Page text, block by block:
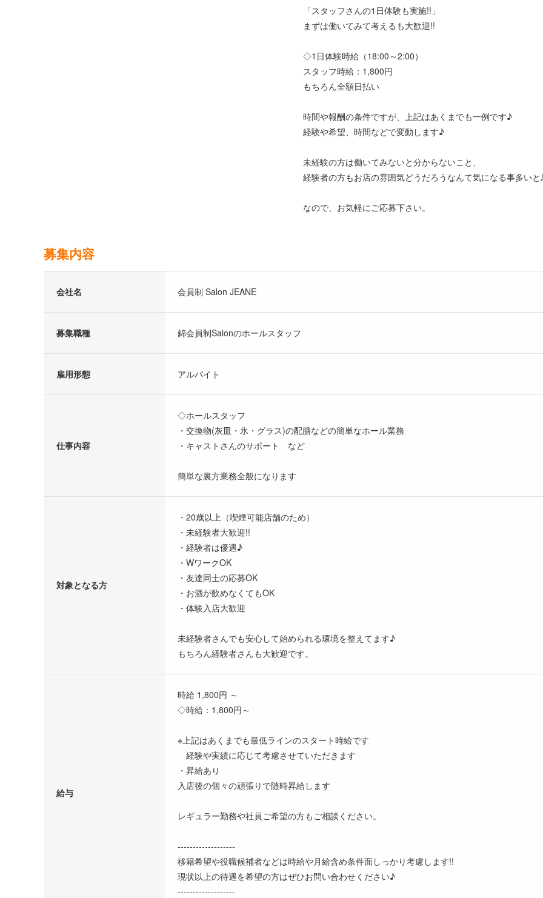
「スタッフさんの1日体験も実施!!」
まずは働いてみて考えるも大歓迎!!
◇1日体験時給（18:00～2:00）
スタッフ時給：1,800円
もちろん全額日払い
時間や報酬の条件ですが、上記はあくまでも一例です♪
経験や希望、時間などで変動します♪
未経験の方は働いてみないと分からないこと、
経験者の方もお店の雰囲気どうだろうなんて気になる事多いと
なので、お気軽にご応募下さい。
募集内容
会社名 会員制 Salon JEANE
募集職種 錦会員制Salonのホールスタッフ
雇用形態 アルバイト
仕事内容
◇ホールスタッフ
・交換物(灰皿・氷・グラス)の配膳などの簡単なホール業務
・キャストさんのサポート など
簡単な裏方業務全般になります
対象となる方
・20歳以上（喫煙可能店舗のため）
・未経験者大歓迎!!
・経験者は優遇♪
・WワークOK
・友達同士の応募OK
・お酒が飲めなくてもOK
・体験入店大歓迎
未経験者さんでも安心して始められる環境を整えてます♪
もちろん経験者さんも大歓迎です。
給与
時給 1,800円 ～
◇時給：1,800円～
※上記はあくまでも最低ラインのスタート時給です
経験や実績に応じて考慮させていただきます
・昇給あり
入店後の個々の頑張りで随時昇給します
レギュラー勤務や社員ご希望の方もご相談ください。
-------------------
移籍希望や役職候補者などは時給や月給含め条件面しっかり考慮します!!
現状以上の待遇を希望の方はぜひお問い合わせください♪
-------------------